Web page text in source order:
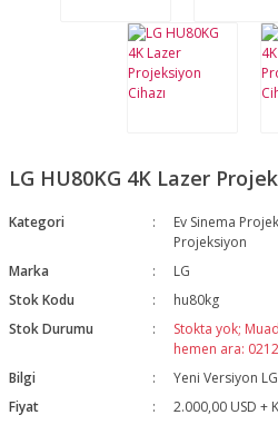
LG HU80KG 4K Lazer
Kategori Ev Sinema
Projeksiyon
Marka
LG
Stok Kodu
hu80kg
Stok Durumu
Stokta yok;
hemen ara:
Bilgi
Yeni Versiyon
Fiyat
2.000,00 USD +